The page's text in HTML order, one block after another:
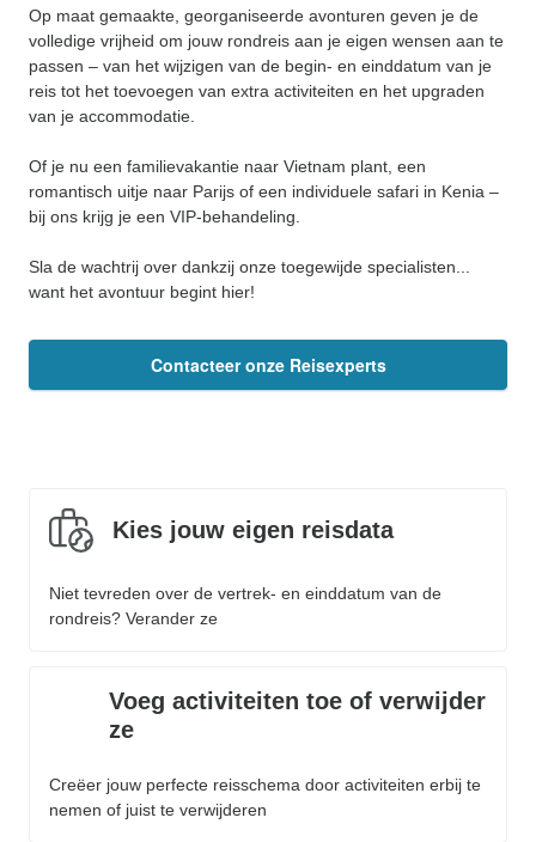
Op maat gemaakte, georganiseerde avonturen geven je de
volledige vrijheid om jouw rondreis aan je eigen wensen aan te
passen – van het wijzigen van de begin- en einddatum van je
reis tot het toevoegen van extra activiteiten en het upgraden
van je accommodatie.
Of je nu een familievakantie naar Vietnam plant, een
romantisch uitje naar Parijs of een individuele safari in Kenia –
bij ons krijg je een VIP-behandeling.
Sla de wachtrij over dankzij onze toegewijde specialisten...
want het avontuur begint hier!
Contacteer onze Reisexperts
Kies jouw eigen reisdata
Niet tevreden over de vertrek- en einddatum van de
rondreis? Verander ze
Voeg activiteiten toe of verwijder
ze
Creëer jouw perfecte reisschema door activiteiten erbij te
nemen of juist te verwijderen